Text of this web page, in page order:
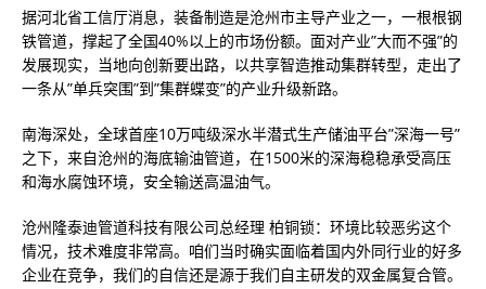
据河北省工信厅消息，装备制造是沧州市主导产业之一，一根根钢
铁管道，撑起了全国40%以上的市场份额。面对产业”大而不强”的
发展现实，当地向创新要出路，以共享智造推动集群转型，走出了
一条从”单兵突围”到”集群蝶变”的产业升级新路。
南海深处，全球首座10万吨级深水半潜式生产储油平台”深海一号”
之下，来自沧州的海底输油管道，在1500米的深海稳稳承受高压
和海水腐蚀环境，安全输送高温油气。
沧州隆泰迪管道科技有限公司总经理 柏铜锁：环境比较恶劣这个
情况，技术难度非常高。咱们当时确实面临着国内外同行业的好多
企业在竞争，我们的自信还是源于我们自主研发的双金属复合管。